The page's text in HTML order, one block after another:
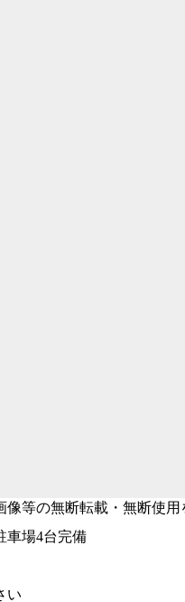
等の無断転載・無断使用
車場4台完備